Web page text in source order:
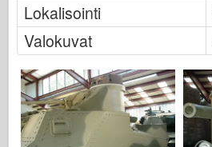
Trumpetisti
Zvezda
Albumit - Valokuvat
Kävele ympäriinsä
Kirjoja
Lokalisointi
Valokuvat